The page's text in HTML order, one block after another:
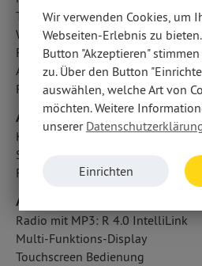
Tagfahrlicht
Wegfahrsperre
Fahrlichtautomatik
Außentemperatur Anzeige
Reifendruckkontrolle
Airbags
Kopfairbag vorn und hinten
Seitenairbag vorn
Fahrer- /Beifahrerairbag
Audio & Kommunikation
Radio mit MP3: R 4.0 IntelliLink
Multi-Funktions-Display
Touchscreen Bedienung
Wir verwenden Cookies, um
Webseiten-Erlebnis zu
Button "Akzeptieren"
zu. Über den Button
auswählen, welche Art von
möchten. Weitere
unserer
Einrichten